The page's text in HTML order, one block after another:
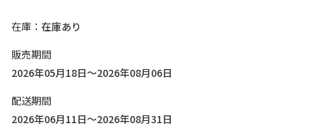
在庫
在庫あり
販売期間
2026年05月18日～2026年08月06日
配送期間
2026年06月11日～2026年08月31日